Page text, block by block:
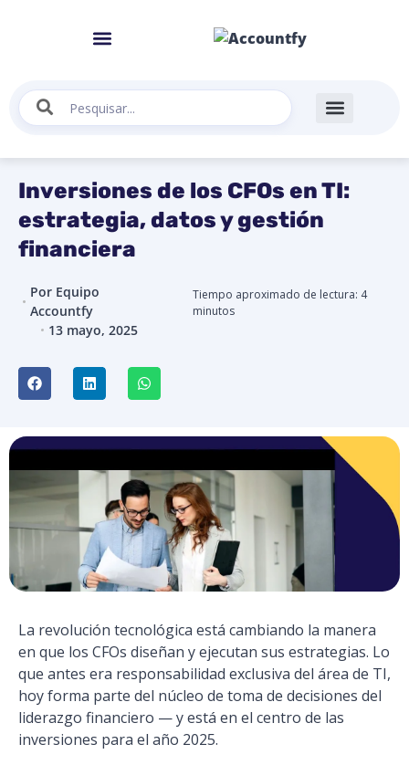
Inversiones de los CFOs en TI:
estrategia, datos y gestión
financiera
PorEquipo
Accountfy
13 mayo, 2025
Tiempo aproximado de lectura: 4
minutos
La revolución tecnológica está cambiando la manera
en que los CFOs diseñan y ejecutan sus estrategias. Lo
que antes era responsabilidad exclusiva del área de TI,
hoy forma parte del núcleo de toma de decisiones del
liderazgo financiero — y está en el centro de las
inversiones para el año 2025.